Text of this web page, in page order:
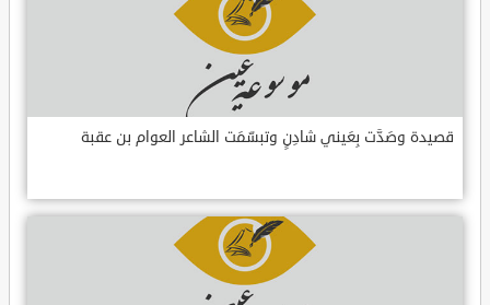
قصيدة وصَدَّت بِعَيني شادِنٍ وتبسّمَت الشاعر العوام بن عقبة